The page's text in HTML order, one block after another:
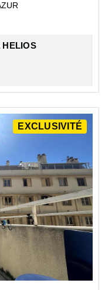
HELIOS
EXCLUSIVITÉ